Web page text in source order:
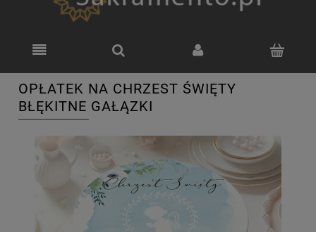
OPŁATEK NA CHRZEST ŚWIĘTY
BŁĘKITNE GAŁĄZKI